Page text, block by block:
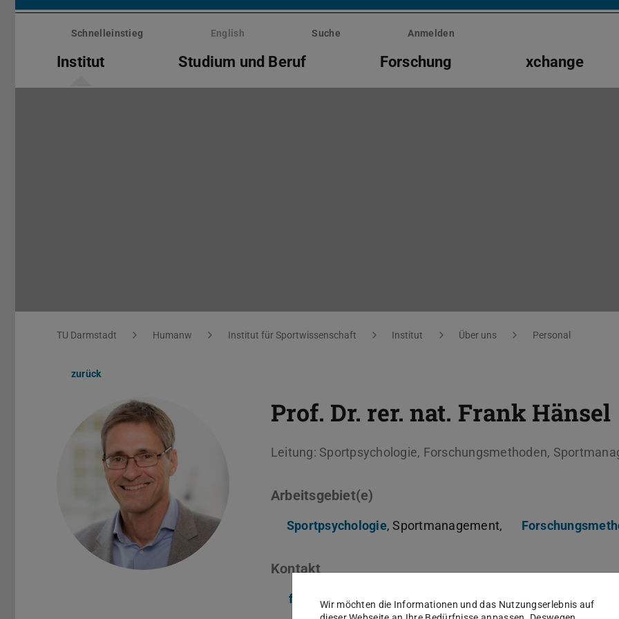
Menü
überspringenSchnelleinstieg English Suche Anmelden
Institut Studium und Beruf Forschung xchange
Sie befinden sich hier:
TU Darmstadt Humanw Institut für Sportwissenschaft Institut Über uns Personal
zurück
Prof. Dr. rer. nat. Frank Hänsel
Leitung: Sportpsychologie, Forschungsmethoden,
Arbeitsgebiet(e)
Sportpsychologie, Sportmanagement,
Kontakt
frank.haensel@tu-...
Wir möchten die Informationen und das Nutzungserlebnis auf